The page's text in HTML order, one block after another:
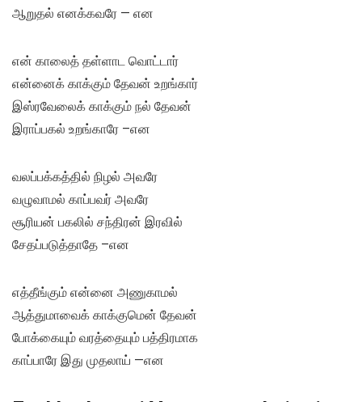
ஆறுதல் எனக்கவரே — என
என் காலைத் தள்ளாட வொட்டார்
என்னைக் காக்கும் தேவன் உறங்கார்
இஸ்ரவேலைக் காக்கும் நல் தேவன்
இராப்பகல் உறங்காரே –என
வலப்பக்கத்தில் நிழல் அவரே
வழுவாமல் காப்பவர் அவரே
சூரியன் பகலில் சந்திரன் இரவில்
சேதப்படுத்தாதே –என
எத்தீங்கும் என்னை அணுகாமல்
ஆத்துமாவைக் காக்குமென் தேவன்
போக்கையும் வரத்தையும் பத்திரமாக
காப்பாரே இது முதலாய் —என